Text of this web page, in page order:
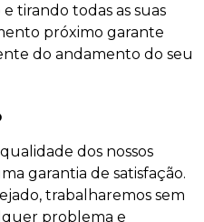
tirando todas as suas
próximo garante
do andamento do seu
dos nossos
garantia de satisfação.
trabalharemos sem
problema e